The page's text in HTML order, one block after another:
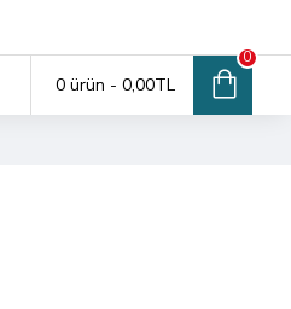
0 ürün - 0,00TL
0